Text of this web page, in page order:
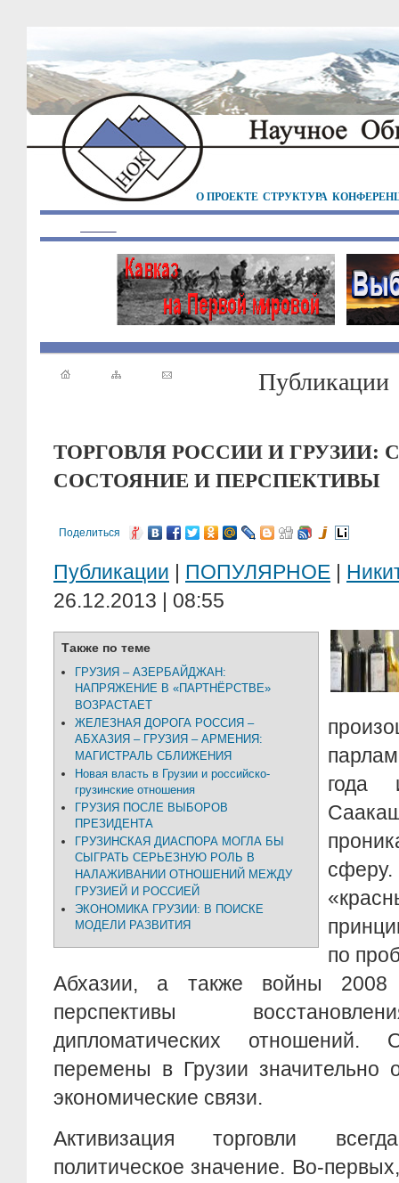
О ПРОЕКТЕ СТРУКТУРА
Публикации
ТОРГОВЛЯ РОССИИ И ГРУЗИИ:
СОСТОЯНИЕ И ПЕРСПЕКТИВЫ
Поделиться
Публикации | ПОПУЛЯРНОЕ |
26.12.2013 | 08:55
Также по теме
ГРУЗИЯ – АЗЕРБАЙДЖАН:
НАПРЯЖЕНИЕ В «ПАРТНЁРСТВЕ»
ВОЗРАСТАЕТ
ЖЕЛЕЗНАЯ ДОРОГА РОССИЯ –
АБХАЗИЯ – ГРУЗИЯ – АРМЕНИЯ:
МАГИСТРАЛЬ СБЛИЖЕНИЯ
Новая власть в Грузии и российско-
грузинские отношения
ГРУЗИЯ ПОСЛЕ ВЫБОРОВ
ПРЕЗИДЕНТА
ГРУЗИНСКАЯ ДИАСПОРА МОГЛА БЫ
СЫГРАТЬ СЕРЬЕЗНУЮ РОЛЬ В
НАЛАЖИВАНИИ ОТНОШЕНИЙ МЕЖДУ
ГРУЗИЕЙ И РОССИЕЙ
ЭКОНОМИКА ГРУЗИИ: В ПОИСКЕ
МОДЕЛИ РАЗВИТИЯ
года
по
Абхазии, а также войны
перспективы
дипломатических отношений.
перемены в Грузии значительно
экономические связи.
Активизация торговли
политическое значение. Во-